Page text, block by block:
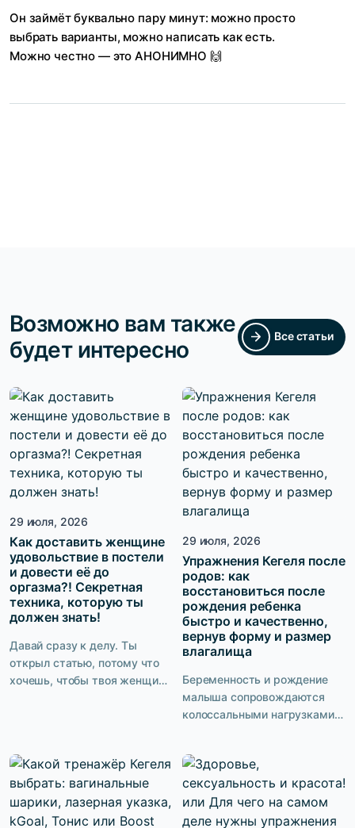
Он займёт буквально пару минут: можно просто
выбрать варианты, можно написать как есть.
Можно честно — это АНОНИМНО 🙌
Возможно вам также
будет интересно
Все статьи
29 июля, 2026
Как доставить женщине
удовольствие в постели
и довести её до
оргазма?! Секретная
техника, которую ты
должен знать!
Давай сразу к делу. Ты
открыл статью, потому что
хочешь, чтобы твоя женщина
закончится быстрее. Ты
хочешь быть тем мужчиной,
после которого она лежит с
довольной улыбкой и не
29 июля, 2026
Упражнения Кегеля после
родов: как
восстановиться после
рождения ребенка
быстро и качественно,
вернув форму и размер
влагалища
Беременность и рождение
малыша сопровождаются
колоссальными нагрузками
последовательной
послеродовой реабилитации
кратно возрастают риски
развития недержания мочи,